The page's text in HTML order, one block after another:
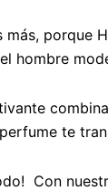
más, porque
hombre
te
Con